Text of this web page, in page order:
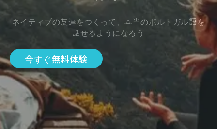
ネイティブの友達をつくって、本当のポルトガル語を
話せるようになろう
今すぐ無料体験